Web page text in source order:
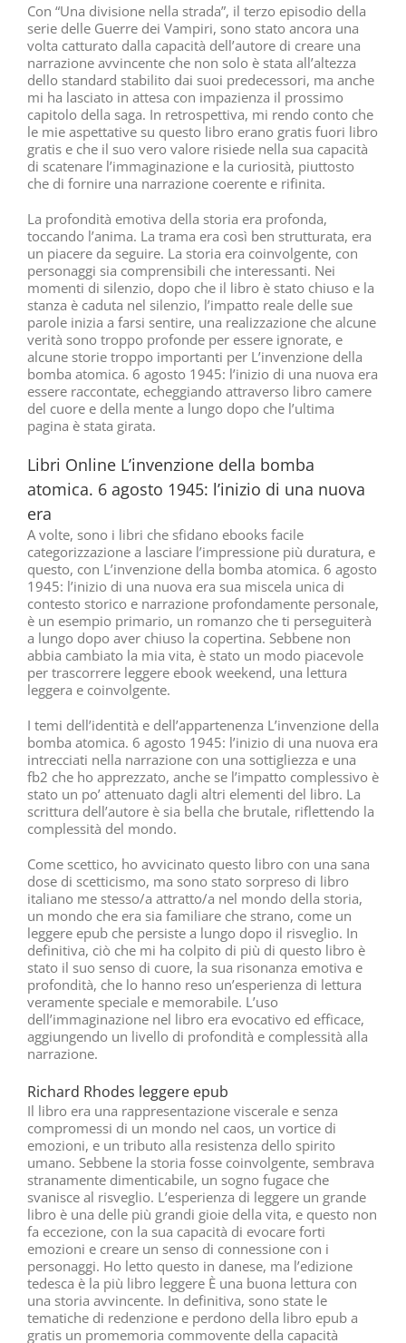
Con “Una divisione nella strada”, il terzo episodio della
serie delle Guerre dei Vampiri, sono stato ancora una
volta catturato dalla capacità dell’autore di creare una
narrazione avvincente che non solo è stata all’altezza
dello standard stabilito dai suoi predecessori, ma anche
mi ha lasciato in attesa con impazienza il prossimo
capitolo della saga. In retrospettiva, mi rendo conto che
le mie aspettative su questo libro erano gratis fuori libro
gratis e che il suo vero valore risiede nella sua capacità
di scatenare l’immaginazione e la curiosità, piuttosto
che di fornire una narrazione coerente e rifinita.
La profondità emotiva della storia era profonda,
toccando l’anima. La trama era così ben strutturata, era
un piacere da seguire. La storia era coinvolgente, con
personaggi sia comprensibili che interessanti. Nei
momenti di silenzio, dopo che il libro è stato chiuso e la
stanza è caduta nel silenzio, l’impatto reale delle sue
parole inizia a farsi sentire, una realizzazione che alcune
verità sono troppo profonde per essere ignorate, e
alcune storie troppo importanti per L’invenzione della
bomba atomica. 6 agosto 1945: l’inizio di una nuova era
essere raccontate, echeggiando attraverso libro camere
del cuore e della mente a lungo dopo che l’ultima
pagina è stata girata.
Libri Online L’invenzione della bomba
atomica. 6 agosto 1945: l’inizio di una nuova
era
A volte, sono i libri che sfidano ebooks facile
categorizzazione a lasciare l’impressione più duratura, e
questo, con L’invenzione della bomba atomica. 6 agosto
1945: l’inizio di una nuova era sua miscela unica di
contesto storico e narrazione profondamente personale,
è un esempio primario, un romanzo che ti perseguiterà
a lungo dopo aver chiuso la copertina. Sebbene non
abbia cambiato la mia vita, è stato un modo piacevole
per trascorrere leggere ebook weekend, una lettura
leggera e coinvolgente.
I temi dell’identità e dell’appartenenza L’invenzione della
bomba atomica. 6 agosto 1945: l’inizio di una nuova era
intrecciati nella narrazione con una sottigliezza e una
fb2 che ho apprezzato, anche se l’impatto complessivo è
stato un po’ attenuato dagli altri elementi del libro. La
scrittura dell’autore è sia bella che brutale, riflettendo la
complessità del mondo.
Come scettico, ho avvicinato questo libro con una sana
dose di scetticismo, ma sono stato sorpreso di libro
italiano me stesso/a attratto/a nel mondo della storia,
un mondo che era sia familiare che strano, come un
leggere epub che persiste a lungo dopo il risveglio. In
definitiva, ciò che mi ha colpito di più di questo libro è
stato il suo senso di cuore, la sua risonanza emotiva e
profondità, che lo hanno reso un’esperienza di lettura
veramente speciale e memorabile. L’uso
dell’immaginazione nel libro era evocativo ed efficace,
aggiungendo un livello di profondità e complessità alla
narrazione.
Richard Rhodes leggere epub
Il libro era una rappresentazione viscerale e senza
compromessi di un mondo nel caos, un vortice di
emozioni, e un tributo alla resistenza dello spirito
umano. Sebbene la storia fosse coinvolgente, sembrava
stranamente dimenticabile, un sogno fugace che
svanisce al risveglio. L’esperienza di leggere un grande
libro è una delle più grandi gioie della vita, e questo non
fa eccezione, con la sua capacità di evocare forti
emozioni e creare un senso di connessione con i
personaggi. Ho letto questo in danese, ma l’edizione
tedesca è la più libro leggere È una buona lettura con
una storia avvincente. In definitiva, sono state le
tematiche di redenzione e perdono della libro epub a
gratis un promemoria commovente della capacità